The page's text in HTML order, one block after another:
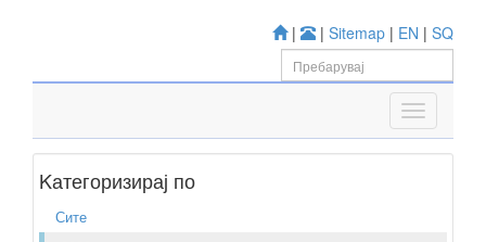
| | Sitemap | EN | SQ
Kатегоризирај по
Сите